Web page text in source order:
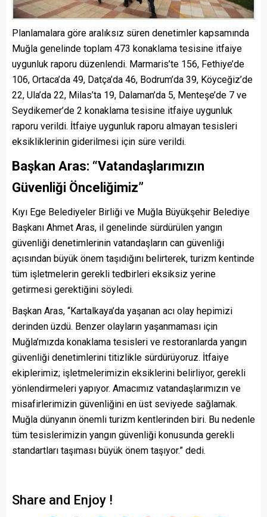
Planlamalara göre aralıksız süren denetimler kapsamında
Muğla genelinde toplam 473 konaklama tesisine itfaiye
uygunluk raporu düzenlendi. Marmaris’te 156, Fethiye’de
106, Ortaca’da 49, Datça’da 46, Bodrum’da 39, Köyceğiz’de
22, Ula’da 22, Milas’ta 19, Dalaman’da 5, Menteşe’de 7 ve
Seydikemer’de 2 konaklama tesisine itfaiye uygunluk
raporu verildi. İtfaiye uygunluk raporu almayan tesisleri
eksikliklerinin giderilmesi için süre verildi.
Başkan Aras: “Vatandaşlarımızın
Güvenliği Önceliğimiz”
Kıyı Ege Belediyeler Birliği ve Muğla Büyükşehir Belediye
Başkanı Ahmet Aras, il genelinde sürdürülen yangın
güvenliği denetimlerinin vatandaşların can güvenliği
açısından büyük önem taşıdığını belirterek, turizm kentinde
tüm işletmelerin gerekli tedbirleri eksiksiz yerine
getirmesi gerektiğini söyledi.
Başkan Aras, “Kartalkaya’da yaşanan acı olay hepimizi
derinden üzdü. Benzer olayların yaşanmaması için
Muğla’mızda konaklama tesisleri ve restoranlarda yangın
güvenliği denetimlerini titizlikle sürdürüyoruz. İtfaiye
ekiplerimiz; işletmelerimizin eksiklerini belirliyor, gerekli
yönlendirmeleri yapıyor. Amacımız vatandaşlarımızın ve
misafirlerimizin güvenliğini en üst seviyede sağlamak.
Muğla dünyanın önemli turizm kentlerinden biri. Bu nedenle
tüm tesislerimizin yangın güvenliği konusunda gerekli
standartları taşıması büyük önem taşıyor.” dedi.
Share and Enjoy !